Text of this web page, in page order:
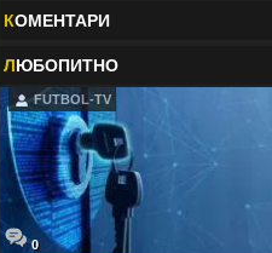
КОМЕНТАРИ
ЛЮБОПИТНО
FUTBOL-TV
0